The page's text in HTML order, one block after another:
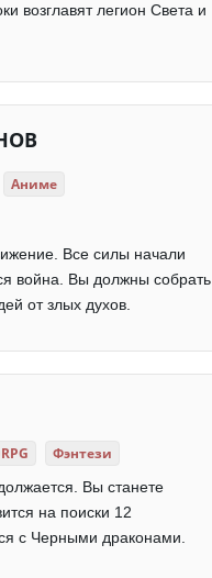
возглавят легион Света и
Аниме
Все силы начали
война. Вы должны собрать
от злых духов.
Фэнтези
Вы станете
на поиски 12
с Черными драконами.